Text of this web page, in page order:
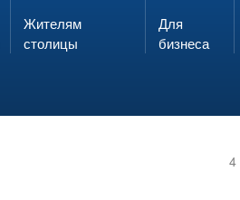
Запах
Жителям
столицы
Для
бизнеса
4